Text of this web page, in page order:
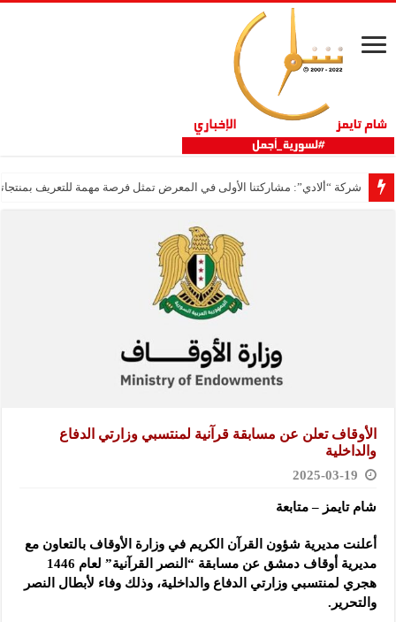
شركة “ألادي”: مشاركتنا الأولى في المعرض تمثل فرصة مهمة للتعريف
الأوقاف تعلن عن مسابقة قرآنية لمنتسبي وزارتي الدفاع
والداخلية
2025-03-19
شام تايمز – متابعة
أعلنت مديرية شؤون القرآن الكريم في وزارة ‏الأوقاف بالتعاون مع
مديرية أوقاف دمشق عن مسابقة “النصر القرآنية”
‏لعام 1446
هجري لمنتسبي وزارتي الدفاع ‏والداخلية، وذلك وفاء لأبطال النصر
والتحرير.